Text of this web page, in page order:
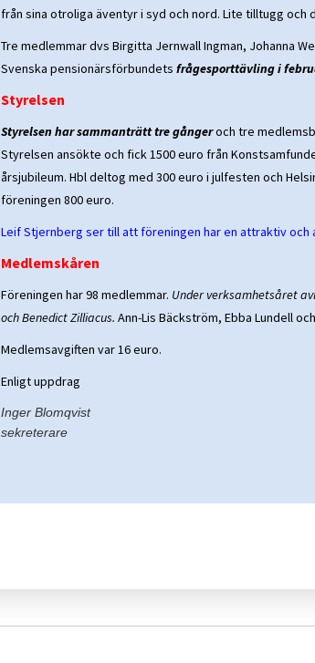
från sina otroliga äventyr i syd och nord. Lite tilltugg och
Tre medlemmar dvs Birgitta Jernwall Ingman, Johanna
Svenska pensionärsförbundets frågesporttävling i
Styrelsen
Styrelsen har sammanträtt tre gångeroch tre
Styrelsen ansökte och fick 1500 euro från
årsjubileum. Hbl deltog med 300 euro i julfesten och
föreningen 800 euro.
Leif Stjernberg ser till att föreningen har en attraktiv och
Medlemskåren
Föreningen har 98 medlemmar. Under verksamhetsåret
och Benedict Zilliacus. Ann-Lis Bäckström, Ebba Lundell
Medlemsavgiften var 16 euro.
Enligt uppdrag
Inger Blomqvist
sekreterare